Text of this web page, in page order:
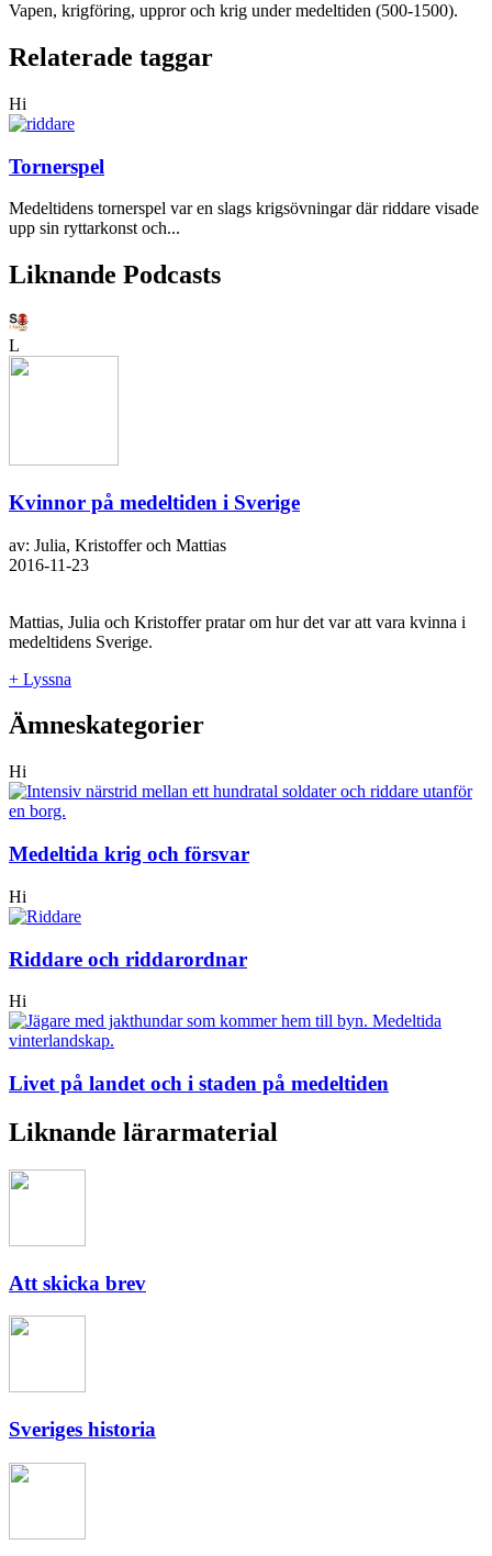
Vapen, krigföring, uppror och krig under medeltiden (500-1500).
Relaterade taggar
Hi
Tornerspel
Medeltidens tornerspel var en slags krigsövningar där riddare visade
upp sin ryttarkonst och...
Liknande Podcasts
L
Kvinnor på medeltiden i Sverige
av: Julia, Kristoffer och Mattias
2016-11-23
Mattias, Julia och Kristoffer pratar om hur det var att vara kvinna i
medeltidens Sverige.
+ Lyssna
Ämneskategorier
Hi
Medeltida krig och försvar
Hi
Riddare och riddarordnar
Hi
Livet på landet och i staden på medeltiden
Liknande lärarmaterial
Att skicka brev
Sveriges historia